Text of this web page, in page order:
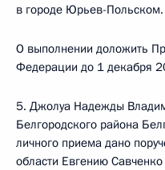
в городе Юрьев-Польском.
О выполнении доложить
Федерации до 1 декабря
5. Джолуа Надежды
Белгородского района
личного приема дано
области Евгению